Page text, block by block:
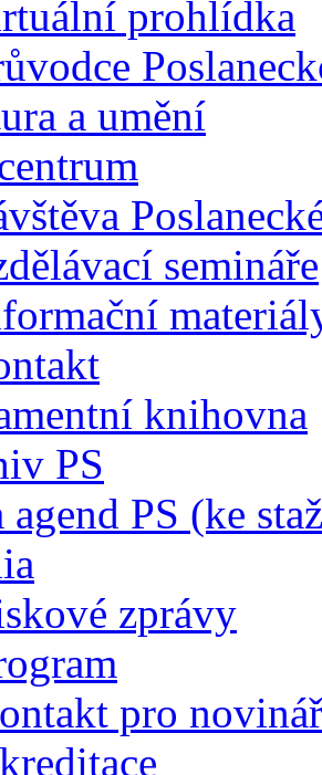
prohlídka
a umění
semináře
knihovna
PS
agend PS (ke
zprávy
pro